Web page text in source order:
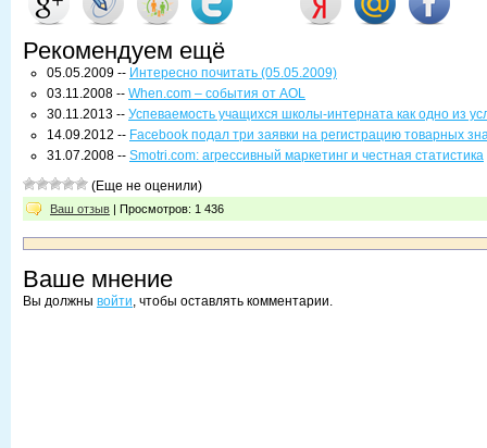
Рекомендуем ещё
05.05.2009 -- Интересно почитать (05.05.2009)
03.11.2008 -- When.com – события от AOL
30.11.2013 -- Успеваемость учащихся школы-интерната как одно из
14.09.2012 -- Facebook подал три заявки на регистрацию товарных
31.07.2008 -- Smotri.com: агрессивный маркетинг и честная статистика
(Еще не оценили)
Ваш отзыв | Просмотров: 1 436
Ваше мнение
Вы должны войти, чтобы оставлять комментарии.